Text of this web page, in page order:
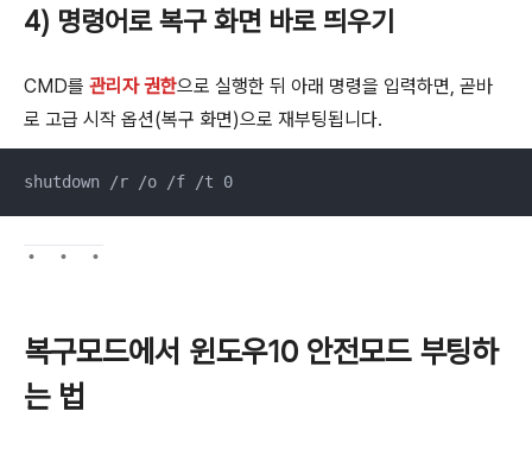
4) 명령어로 복구 화면 바로 띄우기
CMD를 관리자 권한으로 실행한 뒤 아래 명령을 입력하면, 곧바
로 고급 시작 옵션(복구 화면)으로 재부팅됩니다.
shutdown /r /o /f /t 0
복구모드에서 윈도우10 안전모드 부팅하
는 법